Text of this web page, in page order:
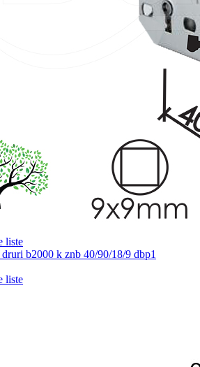
liste
b2000 k znb 40/90/18/9 dbp1
liste